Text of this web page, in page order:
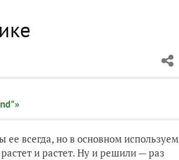
всегда, но в основном используем
и растет. Ну и решили — раз